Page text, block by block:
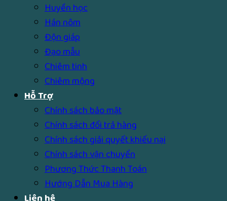
Huyền học
Hán nôm
Độn giáp
Đạo mẫu
Chiêm tinh
Chiêm mộng
Hỗ Trợ
Chính sách bảo mật
Chính sách đổi trả hàng
Chính sách giải quyết khiếu nại
Chính sách vận chuyển
Phương Thức Thanh Toán
Hướng Dẫn Mua Hàng